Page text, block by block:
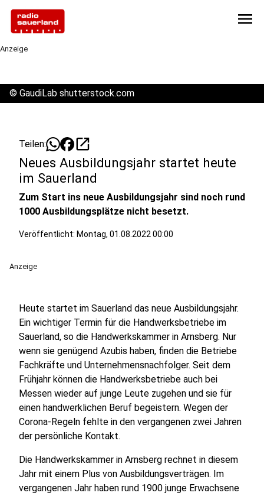
menu
Anzeige
© GaudiLab shutterstock.com
Teilen: open_in_new
Neues Ausbildungsjahr startet heute
im Sauerland
Zum Start ins neue Ausbildungsjahr sind noch rund
1000 Ausbildungsplätze nicht besetzt.
Veröffentlicht: Montag, 01.08.2022 00:00
Anzeige
Heute startet im Sauerland das neue Ausbildungsjahr.
Ein wichtiger Termin für die Handwerksbetriebe im
Sauerland, so die Handwerkskammer in Arnsberg. Nur
wenn sie genügend Azubis haben, finden die Betriebe
Fachkräfte und Unternehmensnachfolger. Seit dem
Frühjahr können die Handwerksbetriebe auch bei
Messen wieder auf junge Leute zugehen und sie für
einen handwerklichen Beruf begeistern. Wegen der
Corona-Regeln fehlte in den vergangenen zwei Jahren
der persönliche Kontakt.
Die Handwerkskammer in Arnsberg rechnet in diesem
Jahr mit einem Plus von Ausbildungsverträgen. Im
vergangenen Jahr haben rund 1900 junge Erwachsene